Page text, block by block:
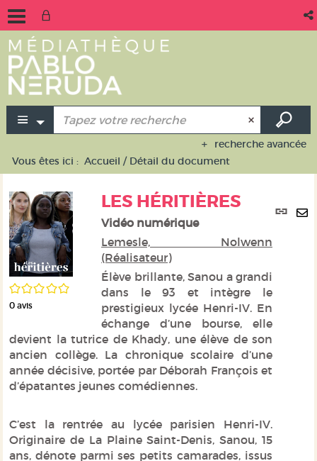
recherche avancée
Vous êtes ici : Accueil / Détail du document
/5
0 avis
LES HÉRITIÈRES
Vidéo numérique
Lemesle, Nolwenn
(Réalisateur)
Élève brillante, Sanou a grandi
dans le 93 et intègre le
prestigieux lycée Henri-IV. En
échange d’une bourse, elle
devient la tutrice de Khady, une élève de son
ancien collège. La chronique scolaire d’une
année décisive, portée par Déborah François et
d’épatantes jeunes comédiennes.
C’est la rentrée au lycée parisien Henri-IV.
Originaire de La Plaine Saint-Denis, Sanou, 15
ans, dénote parmi ses petits camarades, issus